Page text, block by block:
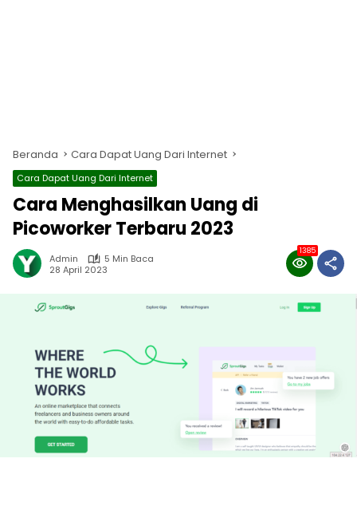
Beranda Cara Dapat Uang Dari Internet
Cara Dapat Uang Dari Internet
Cara Menghasilkan Uang di
Picoworker Terbaru 2023
Admin
5 Min Baca
28 April 2023
1385